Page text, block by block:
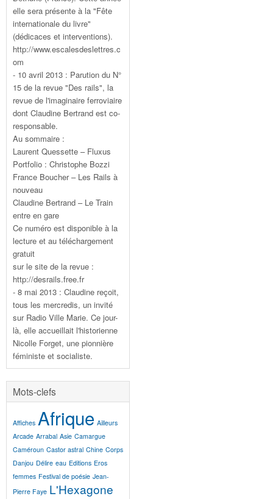
elle sera présente à la "Fête
internationale du livre"
(dédicaces et interventions).
http://www.escalesdeslettres.c
om
- 10 avril 2013 : Parution du N°
15 de la revue "Des rails", la
revue de l'imaginaire ferroviaire
dont Claudine Bertrand est co-
responsable.
Au sommaire :
Laurent Quessette – Fluxus
Portfolio : Christophe Bozzi
France Boucher – Les Rails à
nouveau
Claudine Bertrand – Le Train
entre en gare
Ce numéro est disponible à la
lecture et au téléchargement
gratuit
sur le site de la revue :
http://desrails.free.fr
- 8 mai 2013 : Claudine reçoit,
tous les mercredis, un invité
sur Radio Ville Marie. Ce jour-
là, elle accueillait l'historienne
Nicolle Forget, une pionnière
féministe et socialiste.
Mots-clefs
Affiches Afrique Ailleurs
Arcade Arrabal Asie Camargue
Caméroun Castor astral Chine Corps
Danjou Délire eau Editions Eros
femmes Festival de poésie Jean-
Pierre Faye L'Hexagone